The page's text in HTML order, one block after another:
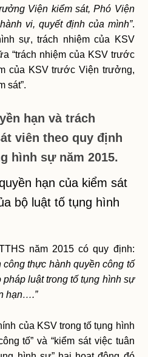
Viện kiểm sát, Phó Viện
vi, quyết định của mình”.
sự, trách nhiệm của KSV
“trách nhiệm của KSV trước
của KSV trước Viện trưởng,
sát”.
hạn và trách
viên theo quy định
hình sự năm 2015.
hạn của kiểm sát
bộ luật tố tụng hình
năm 2015 có quy định:
thực hành quyền công tố
luật trong tố tụng hình sự
hạn….”
của KSV trong tố tụng hình
tố” và “kiểm sát việc tuân